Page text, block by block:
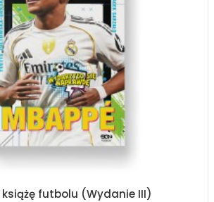
książę futbolu (Wydanie III)